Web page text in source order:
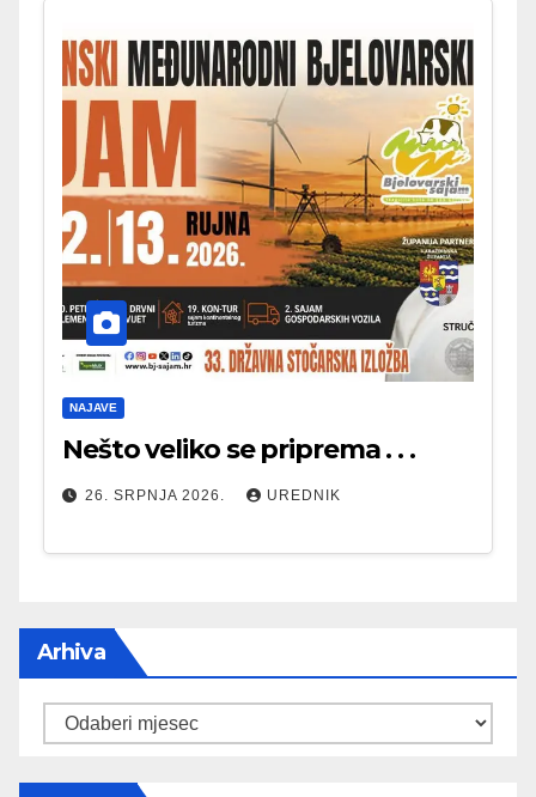
NAJAVE
Nešto veliko se priprema . . .
26. SRPNJA 2026. UREDNIK
Arhiva
Arhiva